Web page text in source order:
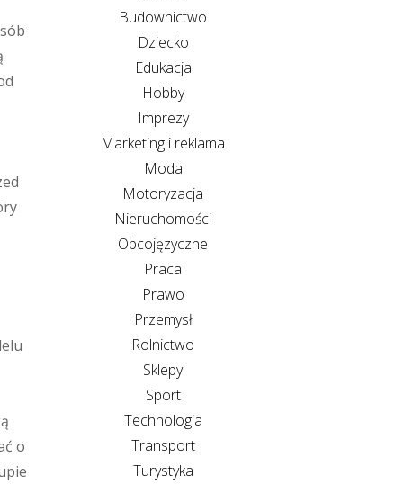
o
Budownictwo
Dziecko
Edukacja
Hobby
Imprezy
Marketing i reklama
Moda
Motoryzacja
Nieruchomości
Obcojęzyczne
Praca
Prawo
Przemysł
Rolnictwo
Sklepy
Sport
Technologia
Transport
Turystyka